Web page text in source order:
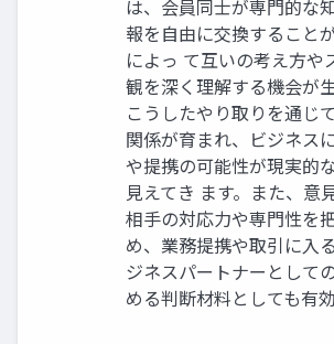
は、会員同士が専門的な
報を自由に交換すること
によっ て互いの考え方や
観を深く理解する機会が
こうしたやり取りを通じ
関係が育まれ、ビジネス
や提携の可能性が現実的
見えてき ます。また、意
相手の対応力や専門性を
め、業務提携や取引に入
ジネスパートナーとして
める判断材料としても有効